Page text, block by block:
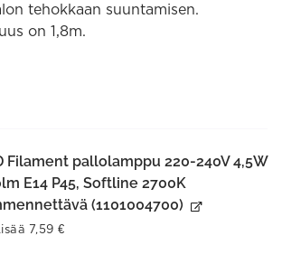
tehokkaan suuntamisen.
on 1,8m.
Filament pallolamppu 220-240V 4,5W
E14 P45, Softline 2700K
(1101004700)
Lisää 7,59 €